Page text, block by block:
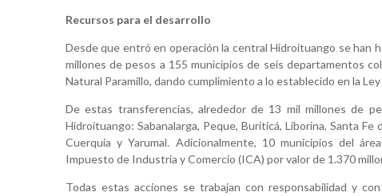
Recursos para el desarrollo
Desde que entró en operación la central Hidroituango se han
millones de pesos a 155 municipios de seis departamentos
Natural Paramillo, dando cumplimiento a lo establecido en la
De estas transferencias, alrededor de 13 mil millones de
Hidroituango: Sabanalarga, Peque, Buriticá, Liborina, Santa
Cuerquia y Yarumal. Adicionalmente, 10 municipios del
Impuesto de Industria y Comercio (ICA) por valor de 1.370
Todas estas acciones se trabajan con responsabilidad y